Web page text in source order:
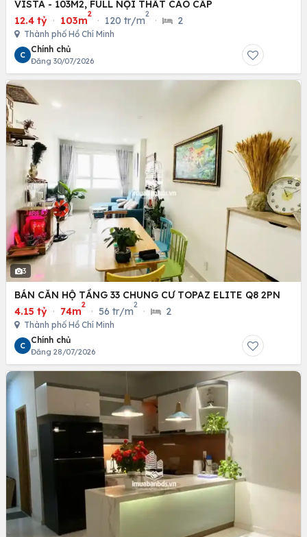
VISTA - 103M2, FULL NỘI THẤT CAO CẤP
12.4 tỷ · 103m
2
· 120 tr/m
2
· 2
Thành phố Hồ Chí Minh
C
Chính chủ
Đăng 30/07/2026
3
BÁN CĂN HỘ TẦNG 33 CHUNG CƯ TOPAZ ELITE Q8 2PN
4.15 tỷ · 74m
2
· 56 tr/m
2
· 2
Thành phố Hồ Chí Minh
C
Chính chủ
Đăng 28/07/2026